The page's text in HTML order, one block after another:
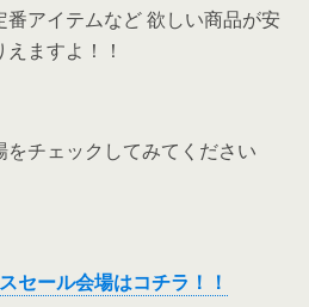
アイテムなど 欲しい商品が安
ますよ！！
チェックしてみてください
セール会場はコチラ！！